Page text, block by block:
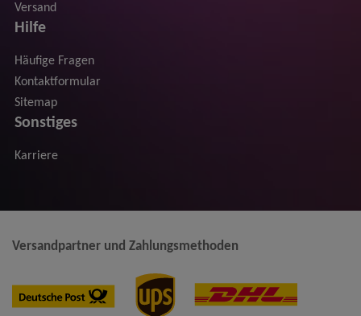
Versand
Hilfe
Häufige Fragen
Kontaktformular
Sitemap
Sonstiges
Karriere
Versandpartner und Zahlungsmethoden